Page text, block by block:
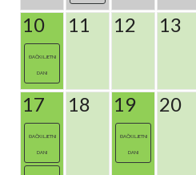
10
ĐAČKI LJETNI
DANI
11 12 13
17
ĐAČKI LJETNI
DANI
18 19
ĐAČKI LJETNI
DANI
20